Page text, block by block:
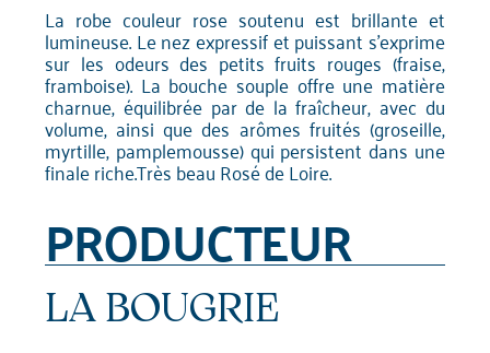
La robe couleur rose soutenu est brillante et
lumineuse. Le nez expressif et puissant s'exprime
sur les odeurs des petits fruits rouges (fraise,
framboise). La bouche souple offre une matière
charnue, équilibrée par de la fraîcheur, avec du
volume, ainsi que des arômes fruités (groseille,
myrtille, pamplemousse) qui persistent dans une
finale riche.Très beau Rosé de Loire.
PRODUCTEUR
LA BOUGRIE